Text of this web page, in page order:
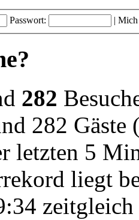
Passwort: | Mich
282
282 Gäste
letzten 5
liegt